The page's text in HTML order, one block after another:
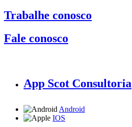
Trabalhe conosco
Fale conosco
App Scot Consultoria
Android
IOS